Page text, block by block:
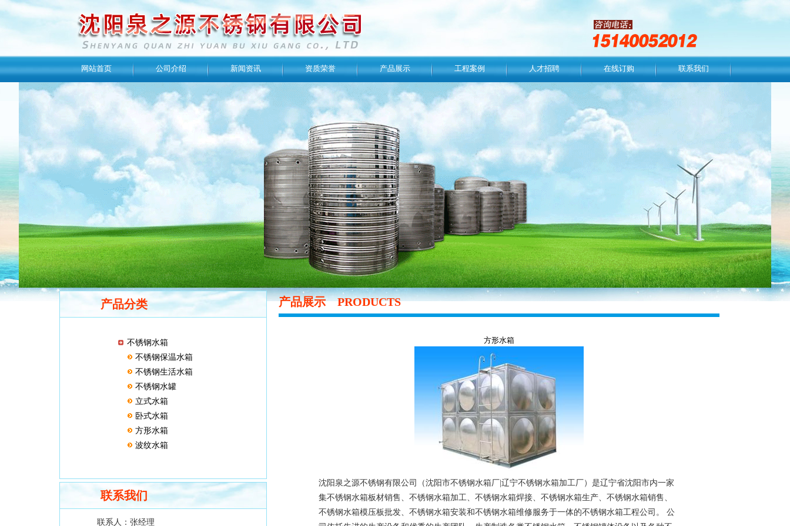
网站首页 公司介绍 新闻资讯 资质荣誉 产品展示 工程案例 人才招聘 在线订购 联系我们
产品分类
不锈钢水箱
不锈钢保温水箱
不锈钢生活水箱
不锈钢水罐
立式水箱
卧式水箱
方形水箱
波纹水箱
联系我们
联系人： 张经理
产品展示PRODUCTS
方形水箱
沈阳泉之源不锈钢有限公司（沈阳市不锈钢水箱厂|辽宁不锈钢水箱加工厂）是辽宁省沈阳市内一家
集不锈钢水箱板材销售、不锈钢水箱加工、不锈钢水箱焊接、不锈钢水箱生产、不锈钢水箱销售、
不锈钢水箱模压板批发、不锈钢水箱安装和不锈钢水箱维修服务于一体的不锈钢水箱工程公司。 公